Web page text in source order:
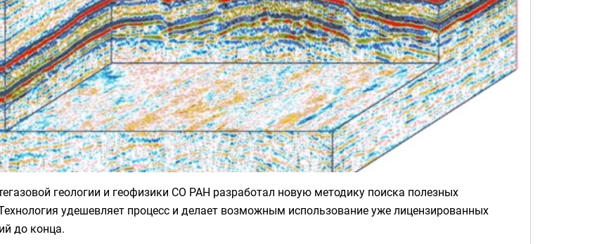
геологии и геофизики СО РАН разработал новую методику поиска полезных
удешевляет процесс и делает возможным использование уже лицензированных
до конца.